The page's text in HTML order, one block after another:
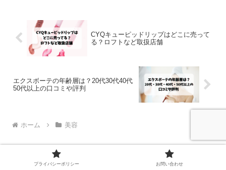
CYQキューピッドリップはどこに売って
る？ロフトなど取扱店舗
エクスボーテの年齢層は？20代30代40代
50代以上の口コミや評判
ホーム 美容
プライバシーポリシー お問い合わせ